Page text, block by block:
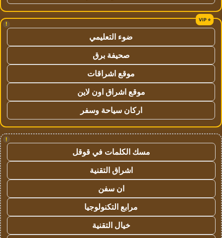
!
ضوء التعليمي
صحيفة برق
موقع اشراقات
موقع اشراق اون لاين
اركان سياحة وسفر
!
مسك الكلمات في قوقل
اشراق التقنية
ان سفن
مرابع التكنولوجيا
خيال التقنية